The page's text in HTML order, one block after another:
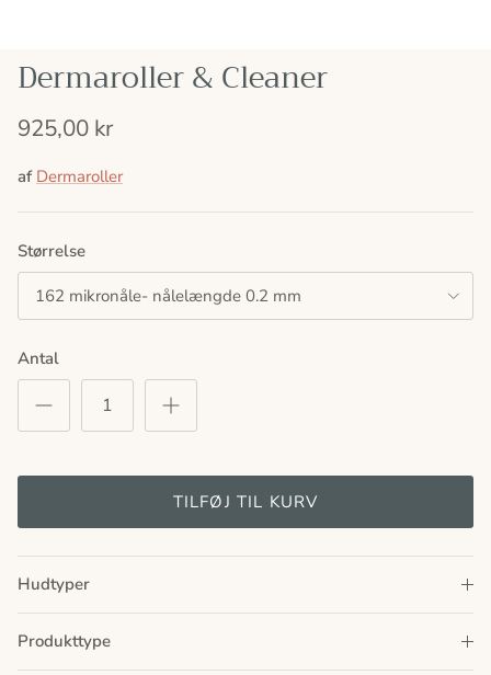
Dermaroller & Cleaner
925,00 kr
af Dermaroller
Størrelse
162 mikronåle- nålelængde 0.2 mm
Antal
TILFØJ TIL KURV
Hudtyper
Produkttype